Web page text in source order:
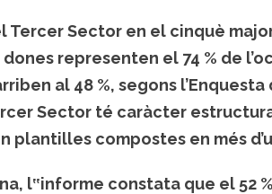
Tercer Sector en el cinquè
representen el 74 % de
al 48 %, segons l’Enquesta
Sector té caràcter
compostes en més
l‟informe constata que el 52